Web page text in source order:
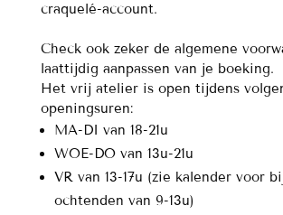
craquelé-account.
Check ook zeker de algemene
laattijdig aanpassen van je boeking.
Het vrij atelier is open tijdens
openingsuren:
MA-DI van 18-21u
WOE-DO van 13u-21u
VR van 13-17u (zie kalender voor
ochtenden van 9-13u)